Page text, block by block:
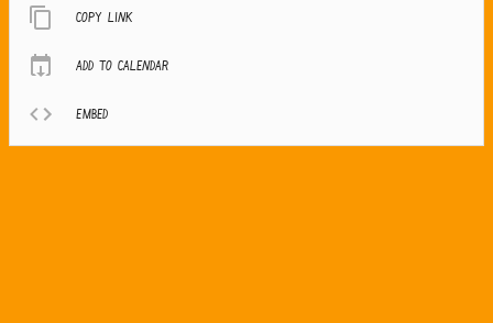
Copy link
Add to calendar
Embed